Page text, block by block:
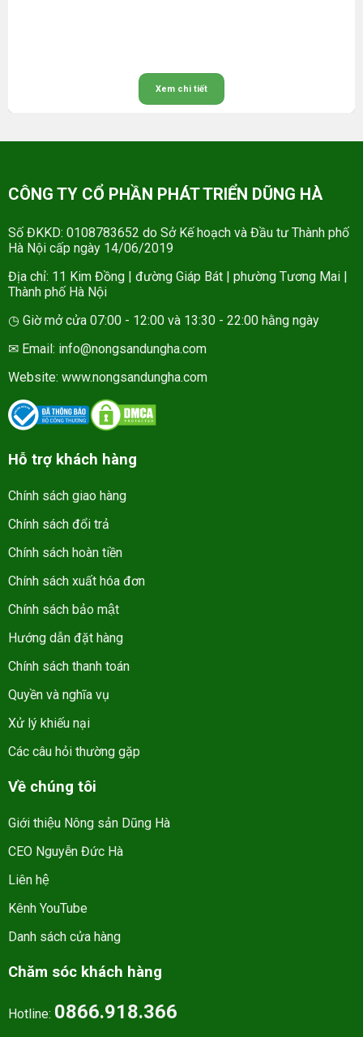
Xem chi tiết
CÔNG TY CỔ PHẦN PHÁT TRIỂN DŨNG HÀ
Số ĐKKD: 0108783652 do Sở Kế hoạch và Đầu tư Thành phố
Hà Nội cấp ngày 14/06/2019
Địa chỉ: 11 Kim Đồng | đường Giáp Bát | phường Tương Mai |
Thành phố Hà Nội
◷ Giờ mở cửa 07:00 - 12:00 và 13:30 - 22:00 hằng ngày
✉ Email: info@nongsandungha.com
Website: www.nongsandungha.com
Hỗ trợ khách hàng
Chính sách giao hàng
Chính sách đổi trả
Chính sách hoàn tiền
Chính sách xuất hóa đơn
Chính sách bảo mật
Hướng dẫn đặt hàng
Chính sách thanh toán
Quyền và nghĩa vụ
Xử lý khiếu nại
Các câu hỏi thường gặp
Về chúng tôi
Giới thiệu Nông sản Dũng Hà
CEO Nguyễn Đức Hà
Liên hệ
Kênh YouTube
Danh sách cửa hàng
Chăm sóc khách hàng
Hotline: 0866.918.366